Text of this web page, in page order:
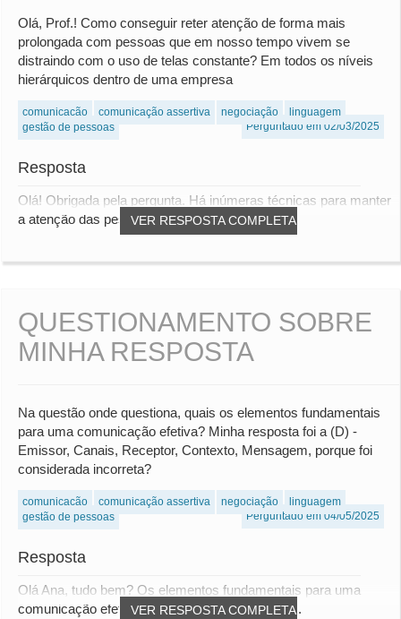
Olá, Prof.! Como conseguir reter atenção de forma mais
prolongada com pessoas que em nosso tempo vivem se
distraindo com o uso de telas constante? Em todos os níveis
hierárquicos dentro de uma empresa
comunicação comunicação assertiva negociação
linguagem
gestão de pessoas
Perguntado em 02/03/2025
Resposta
VER RESPOSTA COMPLETA
Olá! Obrigada pela pergunta. Há inúmeras técnicas para manter
a atenção das pessoas durante uma r...
QUESTIONAMENTO SOBRE
MINHA RESPOSTA
Na questão onde questiona, quais os elementos fundamentais
para uma comunicação efetiva? Minha resposta foi a (D) -
Emissor, Canais, Receptor, Contexto, Mensagem, porque foi
considerada incorreta?
comunicação comunicação assertiva negociação
linguagem
gestão de pessoas
Perguntado em 04/05/2025
Resposta
VER RESPOSTA COMPLETA
Olá Ana, tudo bem? Os elementos fundamentais para uma
comunicação efetiva são: Emissor (quem prod...